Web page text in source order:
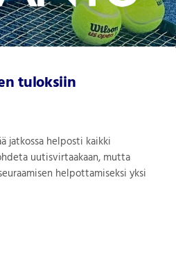
tuloksiin
jatkossa helposti kaikki
uutisvirtaakaan, mutta
helpottamiseksi yksi